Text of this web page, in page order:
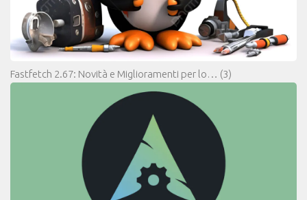
Fastfetch 2.67: Novità e Miglioramenti per lo… (3)